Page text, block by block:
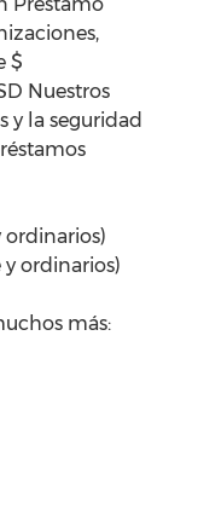
$
Nuestros
y la seguridad
ordinarios)
y ordinarios)
más: